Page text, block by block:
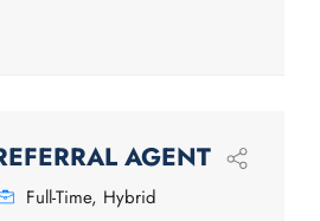
AGENT
Full-Time, Hybrid